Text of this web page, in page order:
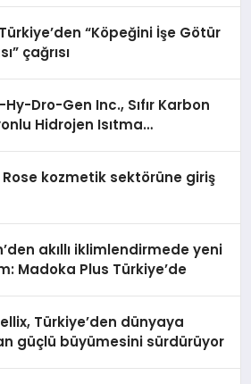
“Köpeğini İşe Götür
çağrısı
Dro-Gen Inc., Sıfır Karbon
Hidrojen Isıtma
Rose kozmetik sektörüne giriş
akıllı iklimlendirmede yeni
Madoka Plus Türkiye’de
Türkiye’den dünyaya
güçlü büyümesini sürdürüyor